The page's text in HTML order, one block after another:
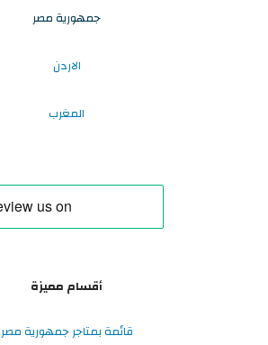
جمهورية مصر
الاردن
المغرب
أقسام مميزة
قائمة بمتاجر جمهورية مصر